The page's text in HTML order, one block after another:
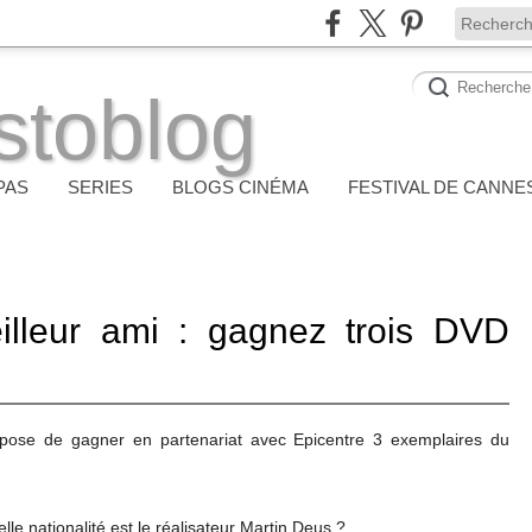
SERIES BLOGS CINÉMA FESTIVAL DE
ami : gagnez trois DVD
de gagner en partenariat avec Epicentre 3 exemplaires du
nationalité est le réalisateur Martin Deus ?